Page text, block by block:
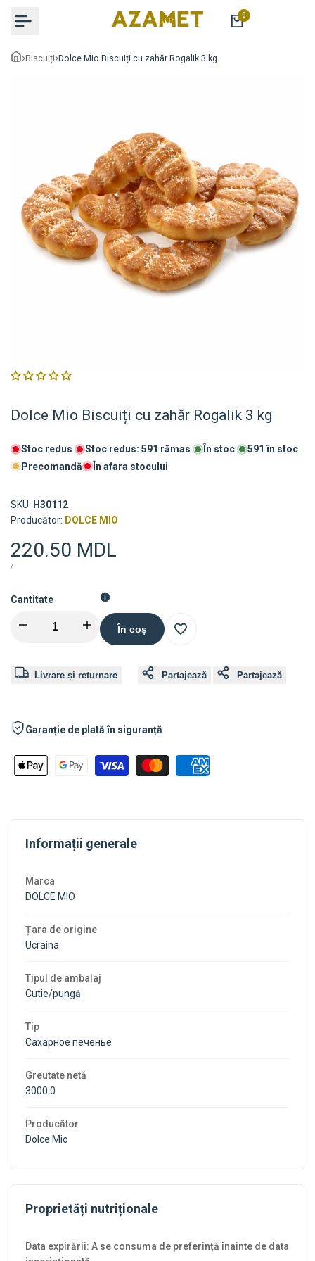
0
Biscuiți Dolce Mio Biscuiți cu zahăr Rogalik 3 kg
Dolce Mio Biscuiți cu zahăr Rogalik 3 kg
Stoc redus Stoc redus: 591 rămas În stoc 591 în stoc
Precomandă
În afara stocului
SKU: H30112
Producător: Furnizor:
DOLCE MIO
Preț
de
vânzare
220.50 MDL
PREȚ
/
Cantitate
Descreștere
pentru
Dolce
zahăr
kg
Crescere
pentru
Dolce
cu
kg
În coș
în
dorințe
Livrare și returnare Partajează Partajează
Garanție de plată în siguranță
Informații generale
Marca
DOLCE MIO
Țara de origine
Ucraina
Tipul de ambalaj
Cutie/pungă
Tip
Сахарное печенье
Greutate netă
3000.0
Producător
Dolce Mio
Proprietăți nutriționale
Data expirării: A se consuma de preferință înainte de data